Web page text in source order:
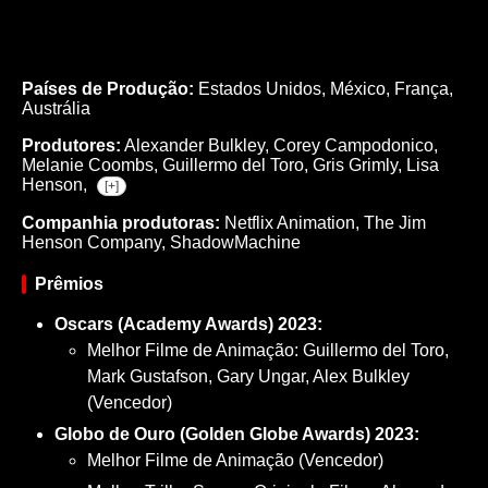
Países de Produção: Estados Unidos, México, França,
Austrália
Produtores: Alexander Bulkley, Corey Campodonico,
Melanie Coombs, Guillermo del Toro, Gris Grimly, Lisa
Henson,
[+]
Companhia produtoras: Netflix Animation, The Jim
Henson Company, ShadowMachine
Prêmios
Oscars (Academy Awards) 2023:
Melhor Filme de Animação: Guillermo del Toro,
Mark Gustafson, Gary Ungar, Alex Bulkley
(Vencedor)
Globo de Ouro (Golden Globe Awards) 2023:
Melhor Filme de Animação (Vencedor)